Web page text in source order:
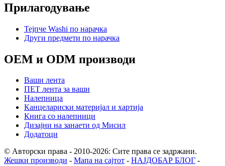
Прилагодување
Тејпче Washi по нарачка
Други предмети по нарачка
OEM и ODM производи
Ваши лента
ПЕТ лента за ваши
Налепница
Канцелариски материјал и хартија
Книга со налепници
Дизајни на занаети од Мисил
Додатоци
© Авторски права - 2010-2026: Сите права се задржани.
Жешки производи - Мапа на сајтот - НАЈДОБАР БЛОГ -